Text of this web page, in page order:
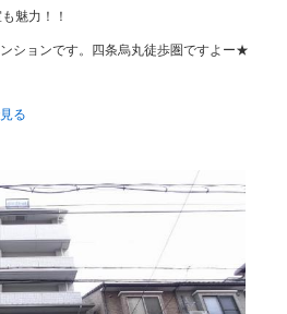
魅力！！
ションです。四条烏丸徒歩圏ですよー★
る